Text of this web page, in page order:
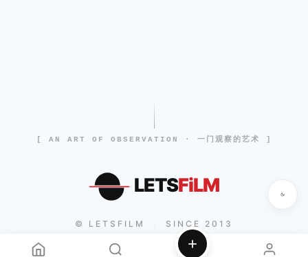
[ AN ART OF OBSERVATION · 一门观察的艺术 ]
LETSFiLM
© LETSFILM SINCE 2013